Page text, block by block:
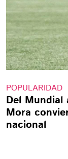
POPULARIDAD
Del
Mora
nacional